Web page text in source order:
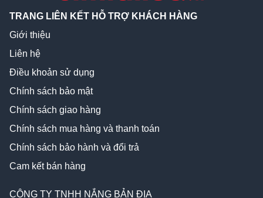
CÔNG TY TNHH NẮNG BẢN ĐỊA
TRANG LIÊN KẾT HỖ TRỢ KHÁCH HÀNG
Giới thiệu
Liên hệ
Điều khoản sử dụng
Chính sách bảo mật
Chính sách giao hàng
Chính sách mua hàng và thanh toán
Chính sách bảo hành và đổi trả
Cam kết bán hàng